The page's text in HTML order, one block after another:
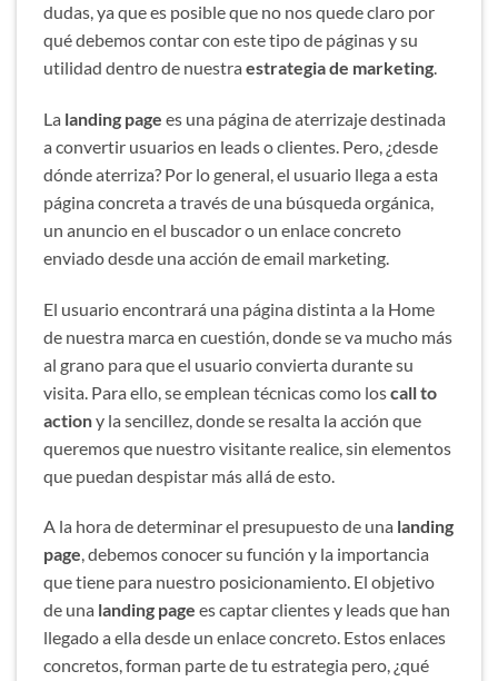
dudas, ya que es posible que no nos quede claro por
qué debemos contar con este tipo de páginas y su
utilidad dentro de nuestra estrategia de marketing.
La landing page es una página de aterrizaje destinada
a convertir usuarios en leads o clientes. Pero, ¿desde
dónde aterriza? Por lo general, el usuario llega a esta
página concreta a través de una búsqueda orgánica,
un anuncio en el buscador o un enlace concreto
enviado desde una acción de email marketing.
El usuario encontrará una página distinta a la Home
de nuestra marca en cuestión, donde se va mucho más
al grano para que el usuario convierta durante su
visita. Para ello, se emplean técnicas como loscall to
actiony la sencillez, donde se resalta la acción que
queremos que nuestro visitante realice, sin elementos
que puedan despistar más allá de esto.
A la hora de determinar el presupuesto de una landing
page, debemos conocer su función y la importancia
que tiene para nuestro posicionamiento. El objetivo
de una landing page es captar clientes y leads que han
llegado a ella desde un enlace concreto. Estos enlaces
concretos, forman parte de tu estrategia pero, ¿qué